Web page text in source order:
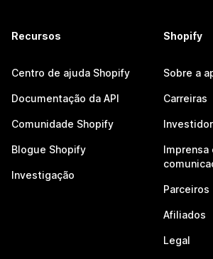
Recursos
Centro de ajuda Shopify
Documentação da API
Comunidade Shopify
Blogue Shopify
Investigação
Shopify
Sobre a
Carreiras
Imprensa
Parceiros
Afiliados
Legal